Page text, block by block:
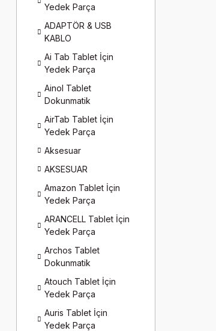
Yedek Parça
ADAPTÖR & USB
KABLO
Ai Tab Tablet İçin
Yedek Parça
Ainol Tablet
Dokunmatik
AirTab Tablet İçin
Yedek Parça
Aksesuar
AKSESUAR
Amazon Tablet İçin
Yedek Parça
ARANCELL Tablet İçin
Yedek Parça
Archos Tablet
Dokunmatik
Atouch Tablet İçin
Yedek Parça
Auris Tablet İçin
Yedek Parça